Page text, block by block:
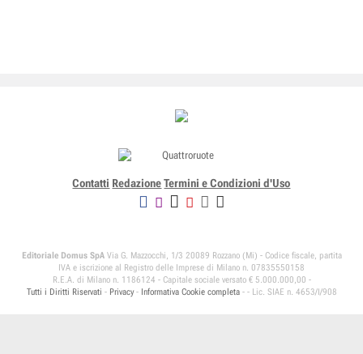
Contatti Redazione Termini e Condizioni d'Uso
Editoriale Domus SpAVia G. Mazzocchi, 1/3 20089 Rozzano (Mi) - Codice fiscale, partita
IVA e iscrizione al Registro delle Imprese di Milano n. 07835550158
R.E.A. di Milano n. 1186124 - Capitale sociale versato € 5.000.000,00 -
Tutti i Diritti Riservati - Privacy- Informativa Cookie completa- - Lic. SIAE n. 4653/I/908